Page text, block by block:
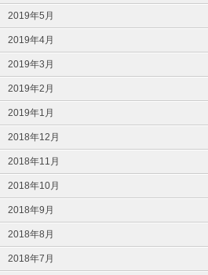
2019年5月
2019年4月
2019年3月
2019年2月
2019年1月
2018年12月
2018年11月
2018年10月
2018年9月
2018年8月
2018年7月